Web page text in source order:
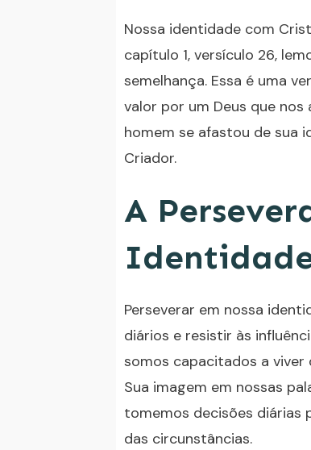
Nossa identidade com
capítulo 1, versículo 26,
semelhança. Essa é uma
valor por um Deus que
homem se afastou de sua
Criador.
A
Perseverar em nossa
diários e resistir às
somos capacitados a
Sua imagem em nossas
tomemos decisões diárias
das circunstâncias.